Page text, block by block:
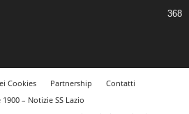
368
Cookies Partnership
Contatti
1900 – Notizie SS Lazio